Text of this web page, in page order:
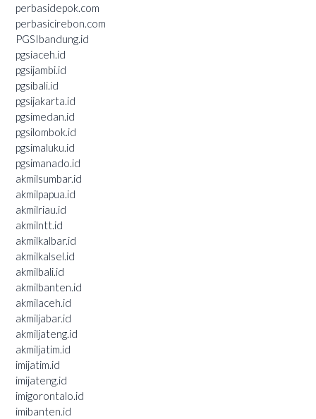
perbasidepok.com
perbasicirebon.com
PGSIbandung.id
pgsiaceh.id
pgsijambi.id
pgsibali.id
pgsijakarta.id
pgsimedan.id
pgsilombok.id
pgsimaluku.id
pgsimanado.id
akmilsumbar.id
akmilpapua.id
akmilriau.id
akmilntt.id
akmilkalbar.id
akmilkalsel.id
akmilbali.id
akmilbanten.id
akmilaceh.id
akmiljabar.id
akmiljateng.id
akmiljatim.id
imijatim.id
imijateng.id
imigorontalo.id
imibanten.id